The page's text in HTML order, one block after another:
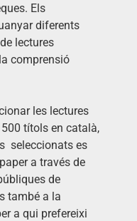
Els
diferents
lectures
comprensió
les lectures
títols en català,
seleccionats es
a través de
de
també a la
a qui prefereixi